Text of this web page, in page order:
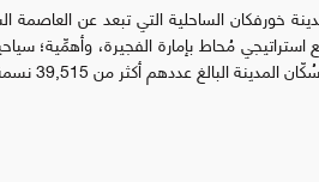
مُحاط بإمارة الفجيرة، وأهمِّية؛
الإمارة،